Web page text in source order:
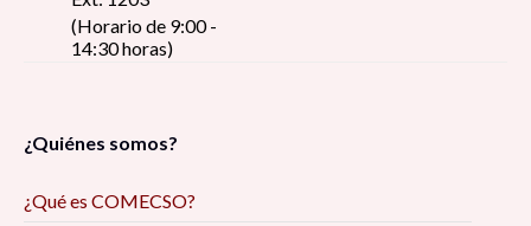
(Horario de 9:00 -
14:30 horas)
¿Quiénes somos?
¿Qué es COMECSO?